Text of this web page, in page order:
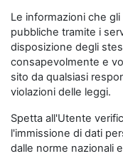
Le informazioni che
pubbliche tramite i
disposizione degli
consapevolmente e
sito da qualsiasi
violazioni delle leggi.
Spetta all'Utente
l'immissione di dati
dalle norme nazionali